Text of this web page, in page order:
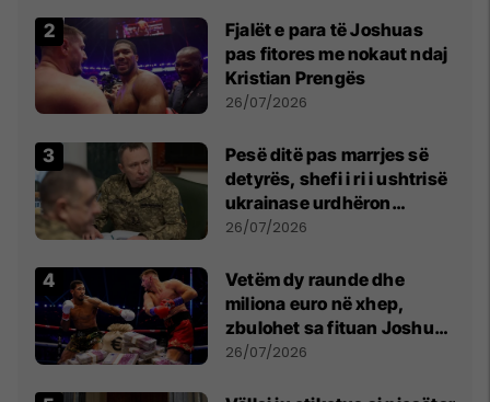
Fjalët e para të Joshuas
pas fitores me nokaut ndaj
Kristian Prengës
26/07/2026
Pesë ditë pas marrjes së
detyrës, shefi i ri i ushtrisë
ukrainase urdhëron
kontroll të madh
26/07/2026
Vetëm dy raunde dhe
miliona euro në xhep,
zbulohet sa fituan Joshua
e Prenga
26/07/2026